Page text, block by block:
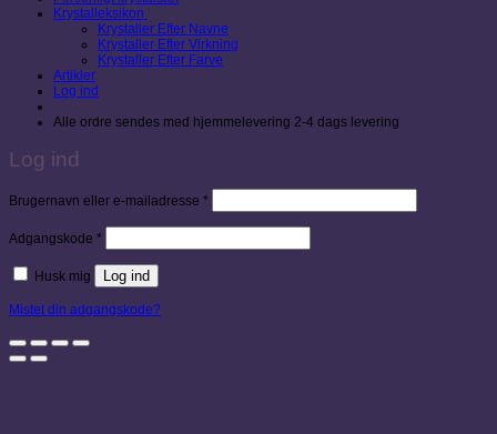
Krystalleksikon
Krystaller Efter Navne
Krystaller Efter Virkning
Krystaller Efter Farve
Artikler
Log ind
Alle ordre sendes med hjemmelevering 2-4 dags levering
Log ind
Brugernavn eller e-mailadresse *Påkrævet
Adgangskode *Påkrævet
Husk mig Log ind
Mistet din adgangskode?